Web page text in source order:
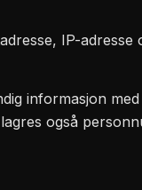
IP-adresse
informasjon
også